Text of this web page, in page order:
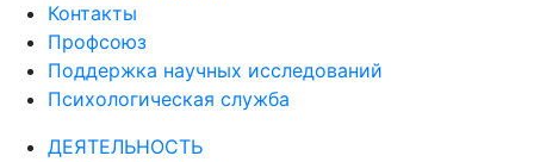
Контакты
Профсоюз
Поддержка научных исследований
Психологическая служба
ДЕЯТЕЛЬНОСТЬ